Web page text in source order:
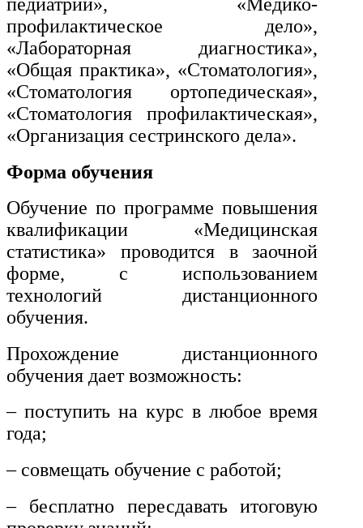
дело, нефтегазовое дело и
геодезия
Техника и технологии наземного
транспорта
Техника и технологии
строительства
Ядерная энергетика и технологии
Культура и спорт
Физкультура и спорт
Сервис и туризм
Изобразительное и прикладные
и информативно-библиотечное
дело
Управление в технических
профилактическое дело»,
«Лабораторная диагностика»,
«Общая практика», «Стоматология»,
«Стоматология ортопедическая»,
«Стоматология профилактическая»,
«Организация сестринского дела».
Форма обучения
Обучение по программе повышения
квалификации «Медицинская
статистика» проводится в заочной
форме, с использованием
технологий дистанционного
обучения.
Прохождение дистанционного
обучения дает возможность:
– поступить на курс в любое время
года;
– совмещать обучение с работой;
– бесплатно пересдавать итоговую